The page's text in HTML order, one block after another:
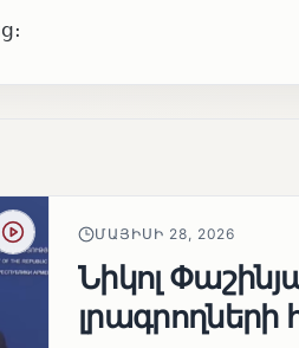
ՄԱՅԻՍԻ 28, 2026
Նիկոլ
լրագրողների